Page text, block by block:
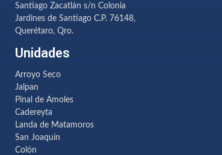
Santiago Zacatlán s/n Colonia
Jardines de Santiago C.P. 76148,
Querétaro, Qro.
Unidades
Arroyo Seco
Jalpan
Pinal de Amoles
Cadereyta
Landa de Matamoros
San Joaquín
Colón